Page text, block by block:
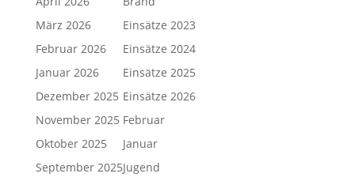
März 2026
Februar 2026
Januar 2026
Dezember 2025
November 2025
Oktober 2025
September 2025
Einsätze 2023
Einsätze 2024
Einsätze 2025
Einsätze 2026
Februar
Januar
Jugend